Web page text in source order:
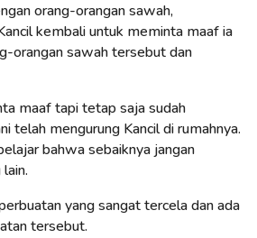
orang-orangan sawah,
kembali untuk meminta maaf ia
orangan sawah tersebut dan
maaf tapi tetap saja sudah
telah mengurung Kancil di rumahnya.
bahwa sebaiknya jangan
yang sangat tercela dan ada
tersebut.